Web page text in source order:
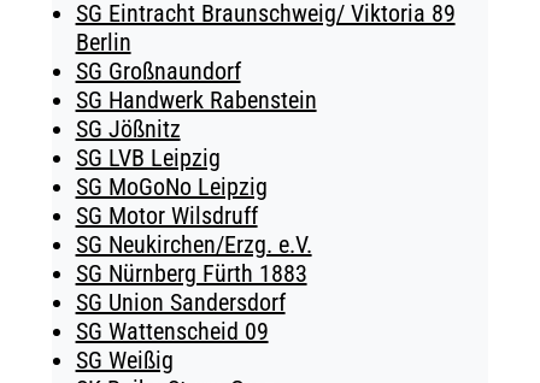
SG Eintracht Braunschweig/ Viktoria 89
Berlin
SG Großnaundorf
SG Handwerk Rabenstein
SG Jößnitz
SG LVB Leipzig
SG MoGoNo Leipzig
SG Motor Wilsdruff
SG Neukirchen/Erzg. e.V.
SG Nürnberg Fürth 1883
SG Union Sandersdorf
SG Wattenscheid 09
SG Weißig